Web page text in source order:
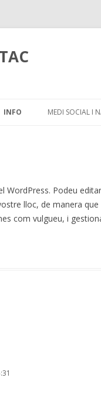
INFO MEDI SOCIAL I
WordPress. Podeu
lloc, de manera
com vulgueu, i